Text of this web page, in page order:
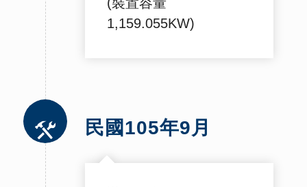
1,159.055KW)
民國105年9月